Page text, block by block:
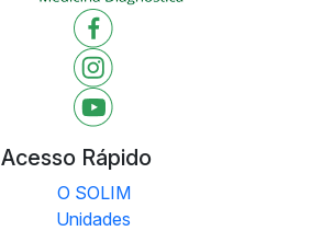
Acesso Rápido
O SOLIM
Unidades